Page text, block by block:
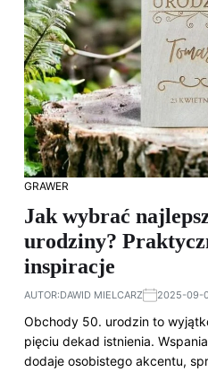
GRAWER
Jak wybrać
urodziny?
inspiracje
AUTOR:DAWID MIELCARZ 2025-09-
Obchody 50. urodzin to
pięciu dekad istnienia.
dodaje osobistego akcentu,